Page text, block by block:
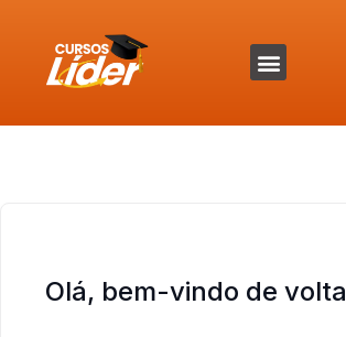
Olá, bem-vindo de